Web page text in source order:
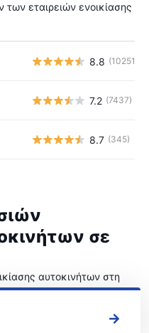
εταιρειών ενοικίασης
8.8 (10251)
7.2 (7437)
8.7 (345)
σε
αυτοκινήτων στη